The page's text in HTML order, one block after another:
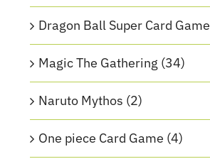
Dragon Ball Super Card Game
Magic The Gathering (34)
Naruto Mythos (2)
One piece Card Game (4)